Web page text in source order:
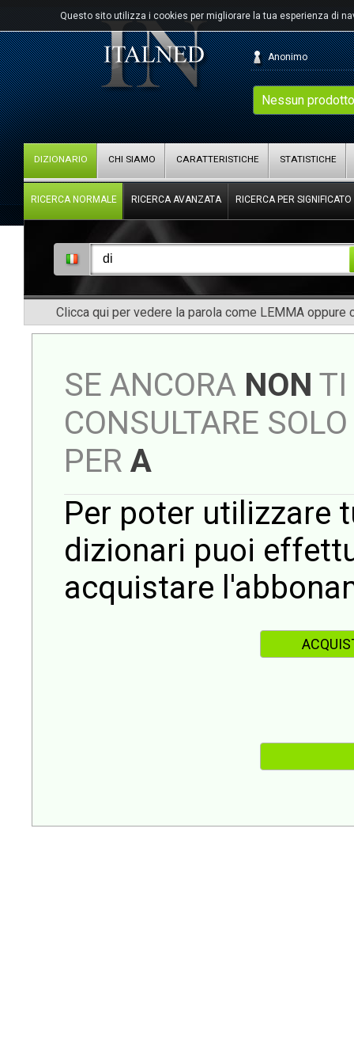
Questo sito utilizza i cookies per migliorare la tua esperienza di
Nessun
Anonimo
DIZIONARIO CHI SIAMO CARATTERISTICHE STATISTICHE
RICERCA NORMALE RICERCA AVANZATA RICERCA PER SIGNIFICATO
Clicca qui per vedere la parola come LEMMA oppure
SE ANCORA NON TI
CONSULTARE
PER A
Per poter utilizzare
dizionari puoi
acquistare